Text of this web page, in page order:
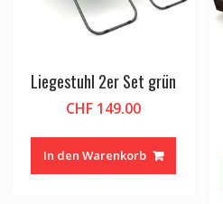
Liegestuhl 2er Set grün
CHF 149.00
In den Warenkorb